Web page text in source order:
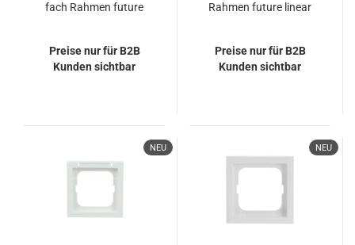
fach Rahmen future
1721-183K
Preise nur für B2B
Kunden sichtbar
Rahmen future linear
Preise nur für B2B
Kunden sichtbar
NEU NEU